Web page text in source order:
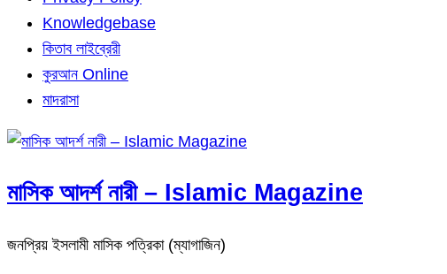
Knowledgebase
কিতাব লাইব্রেরী
কুরআন Online
মাদরাসা
মাসিক আদর্শ নারী – Islamic Magazine
জনপ্রিয় ইসলামী মাসিক পত্রিকা (ম্যাগাজিন)